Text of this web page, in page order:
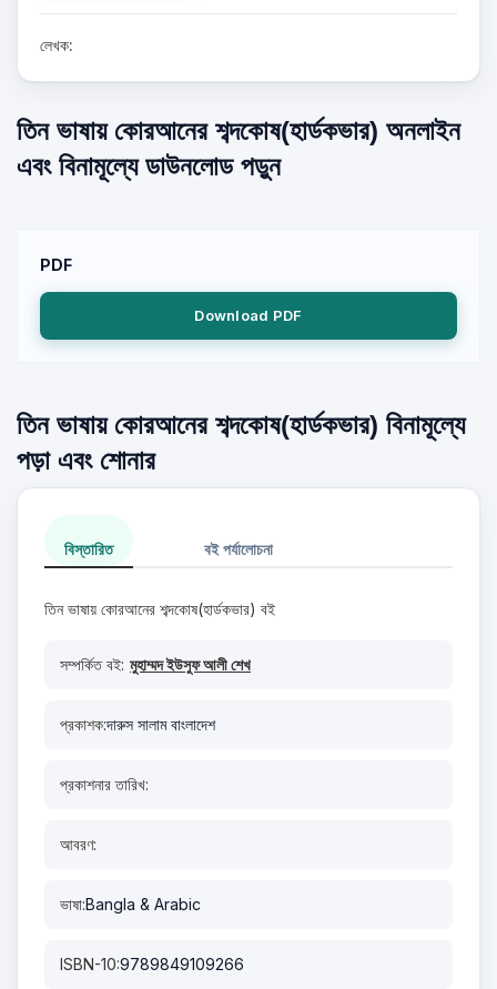
লেখক:
তিন ভাষায় কোরআনের শব্দকোষ(হার্ডকভার) অনলাইন
এবং বিনামূল্যে ডাউনলোড পড়ুন
PDF
Download PDF
তিন ভাষায় কোরআনের শব্দকোষ(হার্ডকভার) বিনামূল্যে
পড়া এবং শোনার
বিস্তারিত বই পর্যালোচনা
তিন ভাষায় কোরআনের শব্দকোষ(হার্ডকভার) বই
সম্পর্কিত বই: মুহাম্মদ ইউসুফ আলী শেখ
প্রকাশক:দারুস সালাম বাংলাদেশ
প্রকাশনার তারিখ:
আবরণ:
ভাষা:Bangla & Arabic
ISBN-10:9789849109266